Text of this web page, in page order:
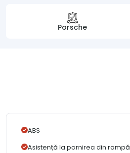
Porsche
ABS
Asistență la pornirea din rampă